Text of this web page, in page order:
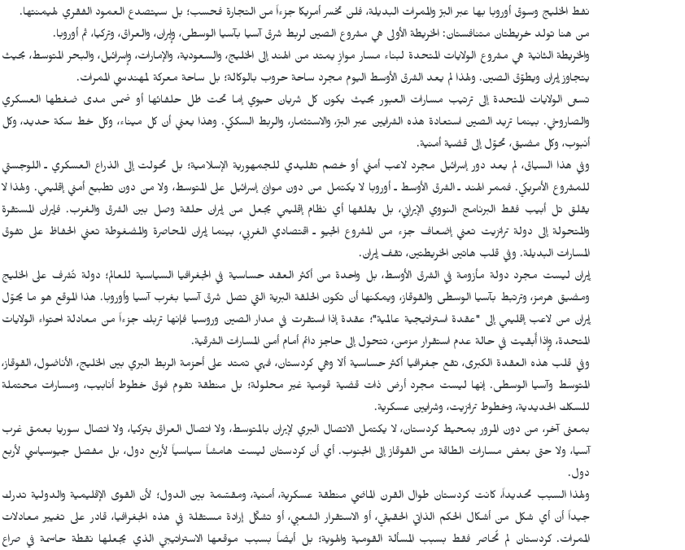
نفط الخليج وسوق أوروبا بها عبر البرّ والممرات البديلة، فلن تخسر أمريكا جزءاً من التجارة فحسب؛ بل سيتصدع العمود الفقري لهيمنتها.
من هنا تولد خريطتان متنافستان: الخريطة الأولى هي مشروع الصين لربط شرق آسيا بآسيا الوسطى، وإيران، والعراق، وتركيا، ثم أوروبا.
والخريطة الثانية هي مشروع الولايات المتحدة لبناء مسار موازٍ يمتد من الهند إلى الخليج، والسعودية، والإمارات، وإسرائيل، والبحر المتوسط، بحيث
يتجاوز إيران ويطوّق الصين. ولهذا لم يعد الشرق الأوسط اليوم مجرد ساحة حروب بالوكالة؛ بل ساحة معركة لمهندسي الممرات.
تسعى الولايات المتحدة إلى ترتيب مسارات العبور بحيث يكون كل شريان حيوي إما تحت ظل حلفائها أو ضمن مدى ضغطها العسكري
والصاروخي. بينما تريد الصين استعادة هذه الشرايين عبر البرّ، والاستثمار، والربط السككي. وهذا يعني أن كل ميناء، وكل خط سكة حديد، وكل
أنبوب، وكل مضيق، تحوّل إلى قضية أمنية.
وفي هذا السياق، لم يعد دور إسرائيل مجرد لاعب أمني أو خصم تقليدي للجمهورية الإسلامية؛ بل تحولت إلى الذراع العسكري ـ اللوجستي
للمشروع الأمريكي. فممر الهند ـ الشرق الأوسط ـ أوروبا لا يكتمل من دون موانئ إسرائيل على المتوسط، ولا من دون تطبيع أمني إقليمي. ولهذا لا
يقلق تل أبيب فقط البرنامج النووي الإيراني، بل يقلقها أي نظام إقليمي يجعل من إيران حلقة وصل بين الشرق والغرب. فإيران المستقرة
والمتحولة إلى دولة ترانزيت تعني إضعاف جزء من المشروع الجيو ـ اقتصادي الغربي، بينما إيران المحاصرة والمضغوطة تعني الحفاظ على تفوق
المسارات البديلة. وفي قلب هاتين الخريطتين، تقف إيران.
إيران ليست مجرد دولة مأزومة في الشرق الأوسط، بل واحدة من أكثر العقد حساسية في الجغرافيا السياسية للعالم؛ دولة تُشرف على الخليج
ومضيق هرمز، وترتبط بآسيا الوسطى والقوقاز، ويمكنها أن تكون الحلقة البرية التي تصل شرق آسيا بغرب آسيا وأوروبا. هذا الموقع هو ما يحوّل
إيران من لاعب إقليمي إلى "عقدة استراتيجية عالمية"؛ عقدة إذا استقرت في مدار الصين وروسيا فإنها تربك جزءاً من معادلة احتواء الولايات
المتحدة، وإذا أُبقيت في حالة عدم استقرار مزمن، تتحول إلى حاجز دائم أمام أمن المسارات الشرقية.
وفي قلب هذه العقدة الكبرى، تقع جغرافيا أكثر حساسية ألا وهي كردستان، فهي تمتد على أحزمة الربط البري بين الخليج، الأناضول، القوقاز،
المتوسط وآسيا الوسطى. إنها ليست مجرد أرض ذات قضية قومية غير محلولة؛ بل منطقة تقوم فوق خطوط أنابيب، ومسارات محتملة
للسكك الحديدية، وخطوط ترانزيت، وشرايين عسكرية.
بمعنى آخر، من دون المرور بمحیط كردستان، لا يكتمل الاتصال البري لإيران بالمتوسط، ولا اتصال العراق بتركيا، ولا اتصال سوريا بعمق غرب
آسيا، ولا حتى بعض مسارات الطاقة من القوقاز إلى الجنوب. أي أن كردستان ليست هامشاً سياسياً لأربع دول، بل مفصل جيوسياسي لأربع
دول.
ولهذا السبب تحديداً، كانت كردستان طوال القرن الماضي منطقة عسكرية، أمنية، ومقسّمة بين الدول؛ لأن القوى الإقليمية والدولية تدرك
جيداً أن أي شكل من أشكال الحكم الذاتي الحقيقي، أو الاستقرار الشعبي، أو تشكّل إرادة مستقلة في هذه الجغرافيا، قادر على تغيير معادلات
الممرات. كردستان لم تُحاصر فقط بسبب المسألة القومية والهوية؛ بل أيضاً بسبب موقعها الاستراتيجي الذي يجعلها نقطة حاسمة في صراع